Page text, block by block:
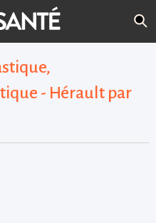
- Hérault par